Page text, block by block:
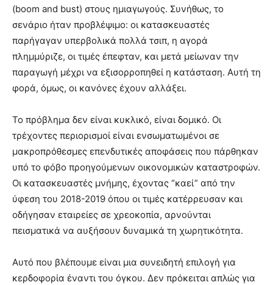
(boom and bust) στους ημιαγωγούς. Συνήθως, το
σενάριο ήταν προβλέψιμο: οι κατασκευαστές
παρήγαγαν υπερβολικά πολλά τσιπ, η αγορά
πλημμύριζε, οι τιμές έπεφταν, και μετά μείωναν την
παραγωγή μέχρι να εξισορροπηθεί η κατάσταση. Αυτή τη
φορά, όμως, οι κανόνες έχουν αλλάξει.
Το πρόβλημα δεν είναι κυκλικό, είναι δομικό. Οι
τρέχοντες περιορισμοί είναι ενσωματωμένοι σε
μακροπρόθεσμες επενδυτικές αποφάσεις που πάρθηκαν
υπό το φόβο προηγούμενων οικονομικών καταστροφών.
Οι κατασκευαστές μνήμης, έχοντας “καεί” από την
ύφεση του 2018-2019 όπου οι τιμές κατέρρευσαν και
οδήγησαν εταιρείες σε χρεοκοπία, αρνούνται
πεισματικά να αυξήσουν δυναμικά τη χωρητικότητα.
Αυτό που βλέπουμε είναι μια συνειδητή επιλογή για
κερδοφορία έναντι του όγκου. Δεν πρόκειται απλώς για